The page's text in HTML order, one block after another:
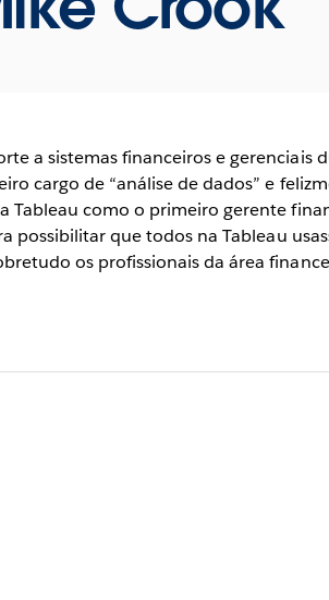
a sistemas financeiros e gerenciais
cargo de “análise de dados” e
Tableau como o primeiro gerente
que todos na Tableau
os profissionais da área